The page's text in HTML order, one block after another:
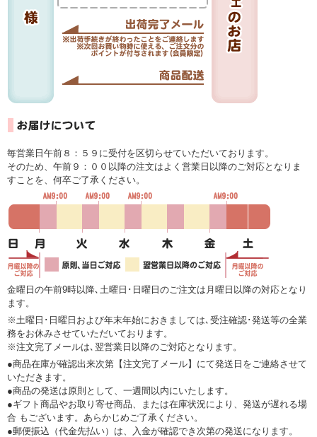
毎営業日午前８：５９に受付を区切らせていただいております。
そのため、午前９：００以降の注文はよく営業日以降のご対応となりま
すことを、何卒ご了承ください。
金曜日の午前9時以降､土曜日･日曜日のご注文は月曜日以降の対応となり
ます。
※土曜日･日曜日および年末年始におきましては､受注確認･発送等の全業
務をお休みさせていただいております。
※注文完了メールは､翌営業日以降のご対応となります。
●商品在庫が確認出来次第【注文完了メール】にて発送日をご連絡させて
いただきます。
●商品の発送は原則として、一週間以内にいたします。
●ギフト商品やお取り寄せ商品、または在庫状況により、発送が遅れる場
合 もございます。あらかじめご了承ください。
●郵便振込（代金先払い）は、入金が確認でき次第の発送になります。